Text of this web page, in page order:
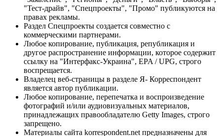
"Тест-драйв", "Спецпроекты", "Промо" публикуются на
правах рекламы.
Раздел Спецпроекты создается совместно с
коммерческими партнерами.
Любое копирование, публикация, републикация и
другое распространение информации, которое содержит
ссылку на "Интерфакс-Украина", EPA / UPG, строго
воспрещается.
Владелец веб-страницы в разделе Я- Корреспондент
является автор публикации.
Любое копирование, перепечатка и воспроизведение
фотографий и/или аудиовизуальных материалов,
принадлежащих правообладателю Getty Images, строго
запрещено.
Материалы сайта korrespondent.net предназначены для